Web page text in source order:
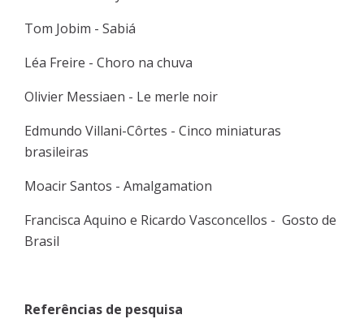
Tom Jobim - Sabiá
Léa Freire - Choro na chuva
Olivier Messiaen - Le merle noir
Edmundo Villani-Côrtes - Cinco miniaturas
brasileiras
Moacir Santos - Amalgamation
Francisca Aquino e Ricardo Vasconcellos - Gosto de
Brasil
Referências de pesquisa